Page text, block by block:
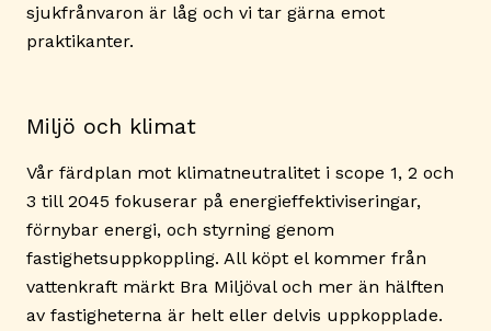
sjukfrånvaron är låg och vi tar gärna emot
praktikanter.
Miljö och klimat
Vår färdplan mot klimatneutralitet i scope 1, 2 och
3 till 2045 fokuserar på energieffektiviseringar,
förnybar energi, och styrning genom
fastighetsuppkoppling. All köpt el kommer från
vattenkraft märkt Bra Miljöval och mer än hälften
av fastigheterna är helt eller delvis uppkopplade.